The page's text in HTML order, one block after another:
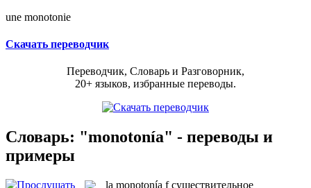
une monotonie
Скачать переводчик
Переводчик, Словарь и Разговорник,
20+ языков, избранные переводы.
Словарь: "monotonía" - переводы и
примеры
la monotonía f существительное